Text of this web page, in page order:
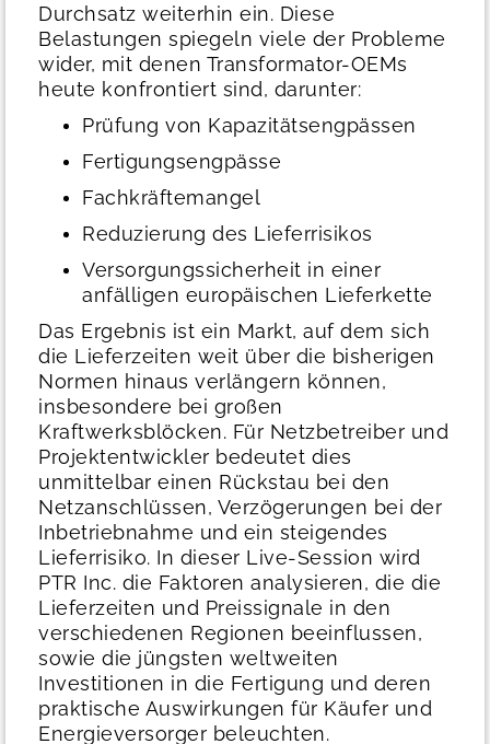
Durchsatz weiterhin ein. Diese
Belastungen spiegeln viele der Probleme
wider, mit denen Transformator-OEMs
heute konfrontiert sind, darunter:
Prüfung von Kapazitätsengpässen
Fertigungsengpässe
Fachkräftemangel
Reduzierung des Lieferrisikos
Versorgungssicherheit in einer
anfälligen europäischen Lieferkette
Das Ergebnis ist ein Markt, auf dem sich
die Lieferzeiten weit über die bisherigen
Normen hinaus verlängern können,
insbesondere bei großen
Kraftwerksblöcken. Für Netzbetreiber und
Projektentwickler bedeutet dies
unmittelbar einen Rückstau bei den
Netzanschlüssen, Verzögerungen bei der
Inbetriebnahme und ein steigendes
Lieferrisiko. In dieser Live-Session wird
PTR Inc. die Faktoren analysieren, die die
Lieferzeiten und Preissignale in den
verschiedenen Regionen beeinflussen,
sowie die jüngsten weltweiten
Investitionen in die Fertigung und deren
praktische Auswirkungen für Käufer und
Energieversorger beleuchten.